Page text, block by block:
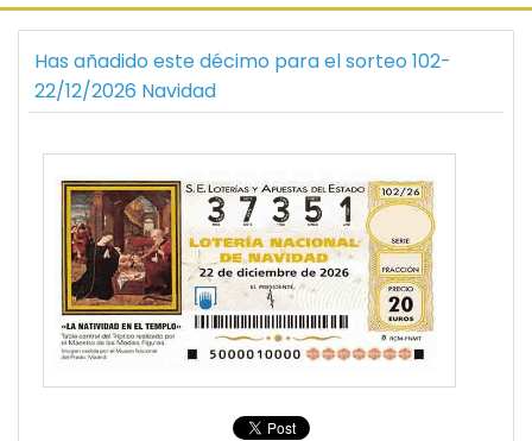
Has añadido este décimo para el sorteo 102-
22/12/2026 Navidad